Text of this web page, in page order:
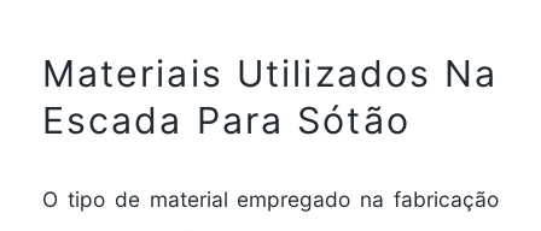
Materiais Utilizados Na
Escada Para Sótão
O tipo de material empregado na fabricação